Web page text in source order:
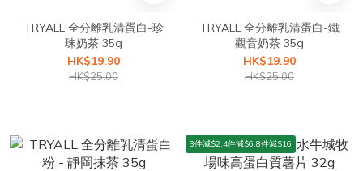
TRYALL 全分離乳清蛋白-珍
珠奶茶 35g
HK$19.90
HK$25.00
TRYALL 全分離乳清蛋白-鐵
觀音奶茶 35g
HK$19.90
HK$25.00
3件減$2,4件減$6,8件減$16